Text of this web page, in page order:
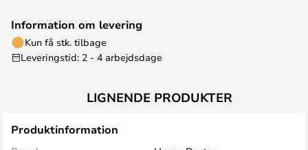
Information om levering
Kun få stk. tilbage
Leveringstid: 2 - 4 arbejdsdage
LIGNENDE PRODUKTER
Produktinformation